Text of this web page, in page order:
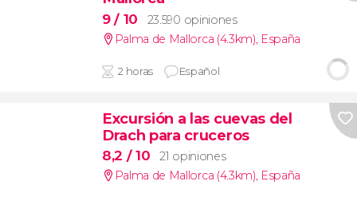
9/ 10
23.590 opiniones
Palma de Mallorca (4.3km), España
2 horas Español
Excursión a las cuevas del
Drach para cruceros
8,2 / 10
21 opiniones
Palma de Mallorca (4.3km), España